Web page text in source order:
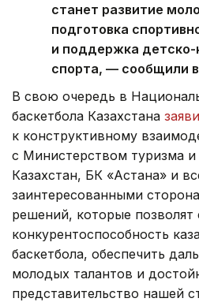
станет развитие
подготовка
и поддержка
спорта, — сообщили
В свою очередь в
баскетбола Казахстана
к конструктивному
с Министерством туризма и
Казахстан, БК «Астана» и
заинтересованными
решений, которые позволят
конкурентоспособность
баскетбола, обеспечить
молодых талантов и
представительство нашей